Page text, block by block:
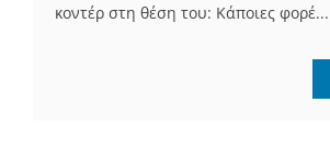
κοντέρ στη θέση του: Κάποιες φορέ...